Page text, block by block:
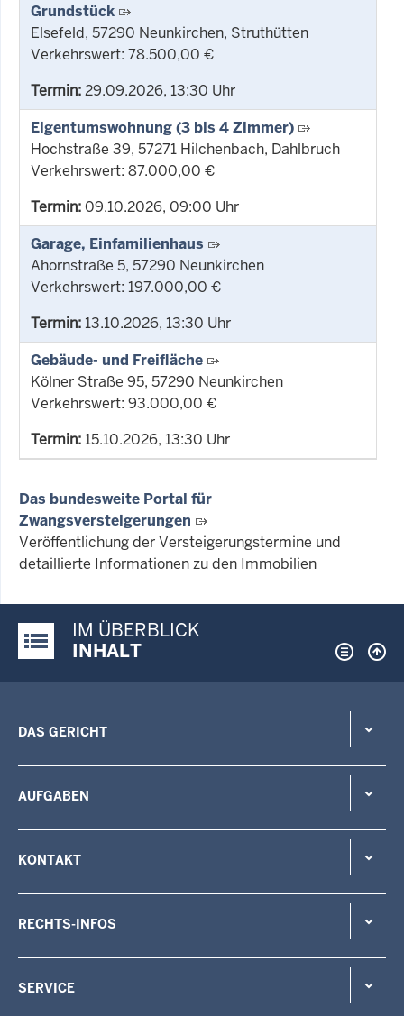
Grundstück
Elsefeld, 57290 Neunkirchen, Struthütten
Verkehrswert: 78.500,00 €
Termin:29.09.2026, 13:30 Uhr
Eigentumswohnung (3 bis 4 Zimmer)
Hochstraße 39, 57271 Hilchenbach, Dahlbruch
Verkehrswert: 87.000,00 €
Termin:09.10.2026, 09:00 Uhr
Garage, Einfamilienhaus
Ahornstraße 5, 57290 Neunkirchen
Verkehrswert: 197.000,00 €
Termin:13.10.2026, 13:30 Uhr
Gebäude- und Freifläche
Kölner Straße 95, 57290 Neunkirchen
Verkehrswert: 93.000,00 €
Termin:15.10.2026, 13:30 Uhr
Das bundesweite Portal für
Zwangsversteigerungen
Veröffentlichung der Versteigerungstermine und
detaillierte Informationen zu den Immobilien
Justiz-Portal im Überblick:
IM ÜBERBLICK
INHALT
DAS GERICHT
AUFGABEN
KONTAKT
RECHTS-INFOS
SERVICE